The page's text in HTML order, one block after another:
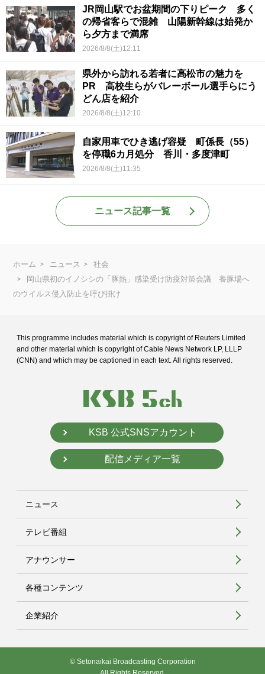
JR岡山駅でお盆期間の下りピーク 多く
の帰省客らで混雑 山陽新幹線は始発か
ら夕方まで満席
2026/8/8(土)12:11
県外から訪れる若者に高松市の魅力を
PR 高校生らがバレーボール選手らにう
どん店を紹介
2026/8/8(土)12:10
自家用車でひき逃げ容疑 町係長（55）
を停職6カ月処分 香川・多度津町
2026/8/8(土)11:35
ニュース記事一覧
ホーム ニュース
社会
岡山県初のイノシシの「豚熱」感染受け防疫対策会議 養豚場へ
のウイルス侵入防止を呼び掛け
This programme includes material which is copyright of Reuters Limited
and other material which is copyright of Cable News Network LP, LLLP
(CNN) and which may be captioned in each text. All rights reserved.
KSB 公式SNSアカウント
配信メディア一覧
ニュース
テレビ番組
アナウンサー
各種コンテンツ
企業紹介
© Setonaikai Broadcasting Corporation